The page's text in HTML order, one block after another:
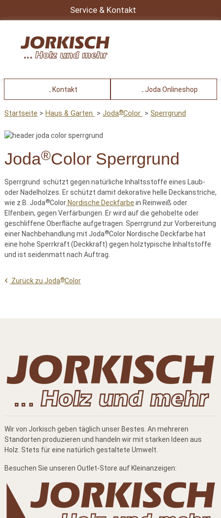
Service & Kontakt
Kontakt Joda Onlineshop
Startseite Haus & Garten Joda®Color Sperrgrund
Joda®Color Sperrgrund
Sperrgrund schützt gegen natürliche Inhaltsstoffe eines Laub-
oder Nadelholzes. Er schützt damit dekorative helle Deckanstriche,
wie z.B. Joda®ColorNordische Deckfarbe in Reinweiß oder
Elfenbein, gegen Verfärbungen. Er wird auf die gehobelte oder
geschliffene Oberfläche aufgetragen. Sperrgrund zur Vorbereitung
einer Nachbehandlung mit Joda®Color Nordische Deckfarbe hat
eine hohe Sperrkraft (Deckkraft) gegen holztypische Inhaltstoffe
und ist seidenmatt nach Auftrag.
Zurück zu Joda®Color
Wir von Jorkisch geben täglich unser Bestes. An mehreren
Standorten produzieren und handeln wir mit starken Ideen aus
Holz. Stets für eine natürlich gestaltete Umwelt.
Besuchen Sie unseren Outlet-Store auf Kleinanzeigen: